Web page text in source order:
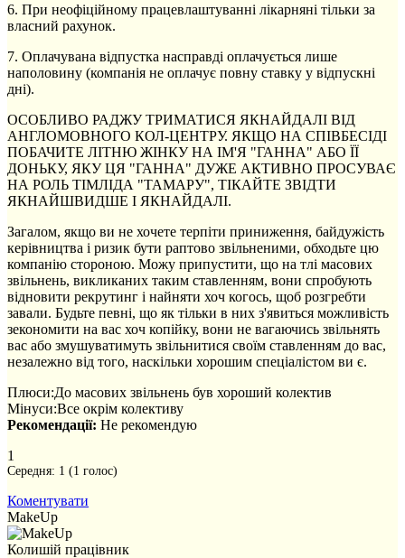
6. При неофіційному працевлаштуванні лікарняні тільки за
власний рахунок.
7. Оплачувана відпустка насправді оплачується лише
наполовину (компанія не оплачує повну ставку у відпускні
дні).
ОСОБЛИВО РАДЖУ ТРИМАТИСЯ ЯКНАЙДАЛІ ВІД
АНГЛОМОВНОГО КОЛ-ЦЕНТРУ. ЯКЩО НА СПІВБЕСІДІ
ПОБАЧИТЕ ЛІТНЮ ЖІНКУ НА ІМ'Я "ГАННА" АБО ЇЇ
ДОНЬКУ, ЯКУ ЦЯ "ГАННА" ДУЖЕ АКТИВНО ПРОСУВАЄ
НА РОЛЬ ТІМЛІДА "ТАМАРУ", ТІКАЙТЕ ЗВІДТИ
ЯКНАЙШВИДШЕ І ЯКНАЙДАЛІ.
Загалом, якщо ви не хочете терпіти приниження, байдужість
керівництва і ризик бути раптово звільненими, обходьте цю
компанію стороною. Можу припустити, що на тлі масових
звільнень, викликаних таким ставленням, вони спробують
відновити рекрутинг і найняти хоч когось, щоб розгребти
завали. Будьте певні, що як тільки в них з'явиться можливість
зекономити на вас хоч копійку, вони не вагаючись звільнять
вас або змушуватимуть звільнитися своїм ставленням до вас,
незалежно від того, наскільки хорошим спеціалістом ви є.
Плюси:До масових звільнень був хороший колектив
Мінуси:Все окрім колективу
Рекомендації: Не рекомендую
1
Середня: 1 (1 голос)
Коментувати
MakeUp
Колишій працівник